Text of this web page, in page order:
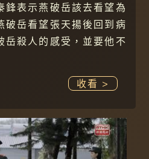
鋒表示燕破岳該去看望為
破岳看望張天揚後回到病
岳殺人的感受，並要他不
收看 >